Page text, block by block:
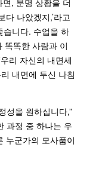
나았겠지,’라고
습니다. 수업을 하
똑똑한 사람과 이
리 자신의 내면세
내면에 두신 나침
성을 원하십니다,”
과정 중 하나는 우
누군가의 모사품이